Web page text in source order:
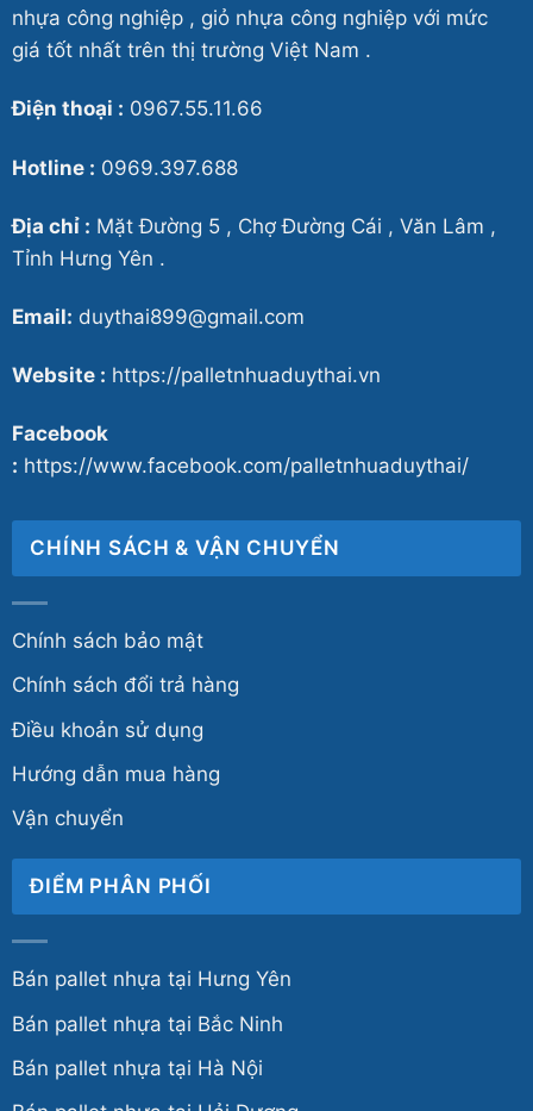
nhựa công nghiệp , giỏ nhựa công nghiệp với mức
giá tốt nhất trên thị trường Việt Nam .
Điện thoại : 0967.55.11.66
Hotline : 0969.397.688
Địa chỉ : Mặt Đường 5 , Chợ Đường Cái , Văn Lâm ,
Tỉnh Hưng Yên .
Email: duythai899@gmail.com
Website : https://palletnhuaduythai.vn
Facebook
: https://www.facebook.com/palletnhuaduythai/
CHÍNH SÁCH & VẬN CHUYỂN
Chính sách bảo mật
Chính sách đổi trả hàng
Điều khoản sử dụng
Hướng dẫn mua hàng
Vận chuyển
ĐIỂM PHÂN PHỐI
Bán pallet nhựa tại Hưng Yên
Bán pallet nhựa tại Bắc Ninh
Bán pallet nhựa tại Hà Nội